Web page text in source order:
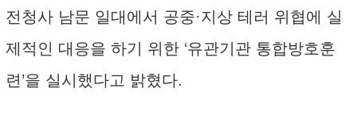
전청사 남문 일대에서 공중·지상 테러 위협에 실
제적인 대응을 하기 위한 ‘유관기관 통합방호훈
련’을 실시했다고 밝혔다.